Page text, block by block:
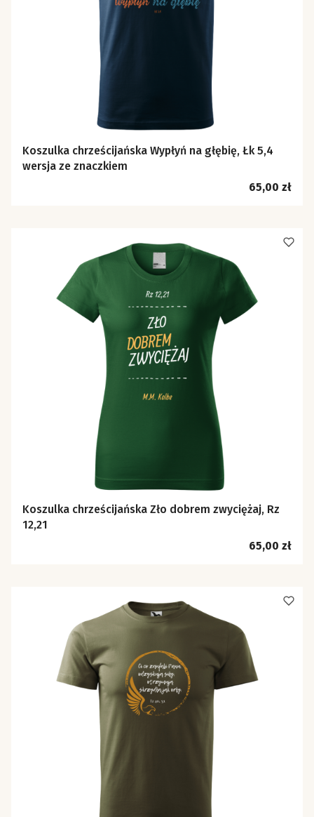
Koszulka chrześcijańska Wypłyń na głębię, Łk 5,4
wersja ze znaczkiem
Cena
65,00 zł
Koszulka chrześcijańska Zło dobrem zwyciężaj, Rz
12,21
Cena
65,00 zł